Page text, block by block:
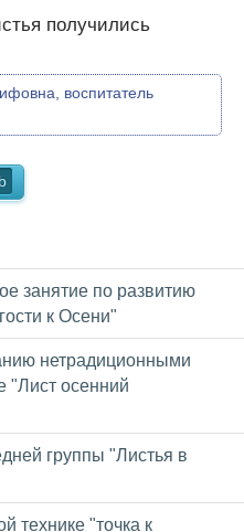
получились
воспитатель
занятие по развитию
к Осени"
нетрадиционными
"Лист осенний
группы "Листья в
технике "точка к